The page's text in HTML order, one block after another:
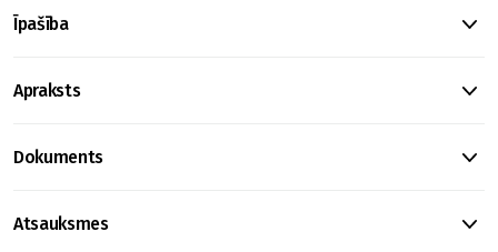
Īpašība
Apraksts
Dokuments
Atsauksmes